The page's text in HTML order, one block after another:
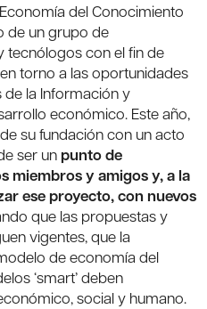
del Conocimiento
de un grupo de
tecnólogos con el fin de
torno a las oportunidades
de la Información y
económico. Este año,
su fundación con un acto
ser un punto de
miembros y amigos y, a la
ese proyecto, con nuevos
que las propuestas y
vigentes, que la
de economía del
‘smart’ deben
social y humano.